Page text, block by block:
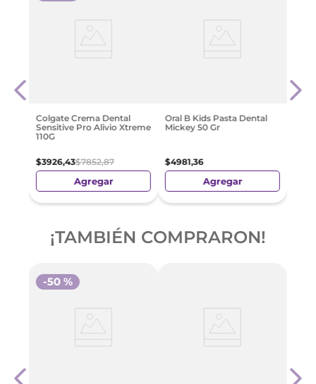
Colgate Crema Dental
Sensitive Pro Alivio Xtreme
110G
$3926,43$7852,87
Agregar
Oral B Kids Pasta Dental
Mickey 50 Gr
$4981,36
Agregar
¡TAMBIÉN COMPRARON!
-50 %